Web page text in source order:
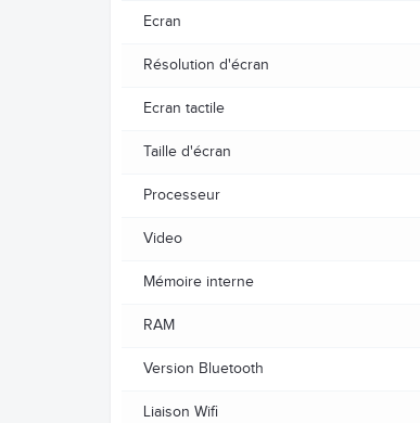
Ecran
Résolution d'écran
Ecran tactile
Taille d'écran
Processeur
Video
Mémoire interne
RAM
Version Bluetooth
Liaison Wifi